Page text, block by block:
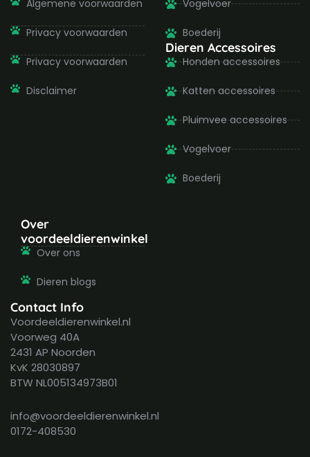
Algemene voorwaarden
Privacy voorwaarden
Privacy voorwaarden
Disclaimer
Vogelvoer
Boederij
Dieren Accessoires
Honden accessoires
Katten accessoires
Pluimvee accessoires
Vogelvoer
Boederij
Over
voordeeldierenwinkel
Over ons
Dieren blogs
Contact Info
Voordeeldierenwinkel.nl
Voorweg 40A
2431 AP Noorden
KvK 28030897
BTW NL005134973B01
info@voordeeldierenwinkel.nl
0172-408530